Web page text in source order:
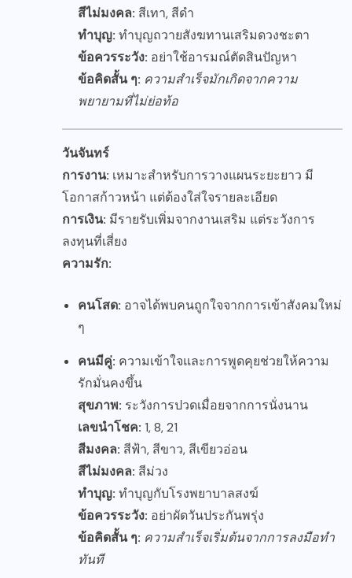
สีไม่มงคล: สีเทา, สีดำ
ทำบุญ: ทำบุญถวายสังฆทานเสริมดวงชะตา
ข้อควรระวัง: อย่าใช้อารมณ์ตัดสินปัญหา
ข้อคิดสั้น ๆ: ความสำเร็จมักเกิดจากความ
พยายามที่ไม่ย่อท้อ
วันจันทร์
การงาน: เหมาะสำหรับการวางแผนระยะยาว มี
โอกาสก้าวหน้า แต่ต้องใส่ใจรายละเอียด
การเงิน: มีรายรับเพิ่มจากงานเสริม แต่ระวังการ
ลงทุนที่เสี่ยง
ความรัก:
คนโสด: อาจได้พบคนถูกใจจากการเข้าสังคมใหม่
ๆ
คนมีคู่: ความเข้าใจและการพูดคุยช่วยให้ความ
รักมั่นคงขึ้น
สุขภาพ: ระวังการปวดเมื่อยจากการนั่งนาน
เลขนำโชค: 1, 8, 21
สีมงคล: สีฟ้า, สีขาว, สีเขียวอ่อน
สีไม่มงคล: สีม่วง
ทำบุญ: ทำบุญกับโรงพยาบาลสงฆ์
ข้อควรระวัง: อย่าผัดวันประกันพรุ่ง
ข้อคิดสั้น ๆ: ความสำเร็จเริ่มต้นจากการลงมือทำ
ทันที